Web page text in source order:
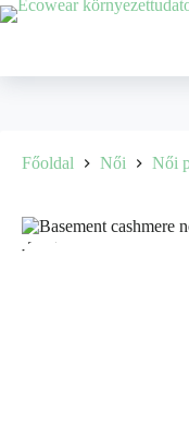
Főoldal Női Női
-35%